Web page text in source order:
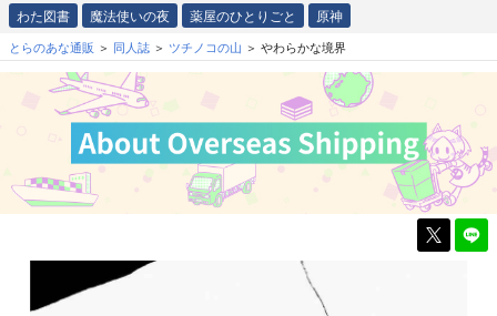
わた図書 魔法使いの夜 薬屋のひとりごと 原神
とらのあな通販 同人誌 ツチノコの山 やわらかな境界